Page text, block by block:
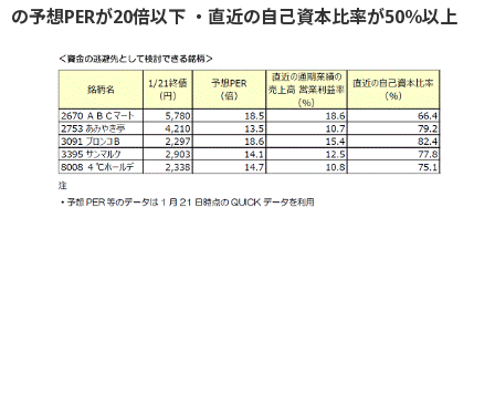
の予想PERが20倍以下 ・直近の自己資本比率が50％以上